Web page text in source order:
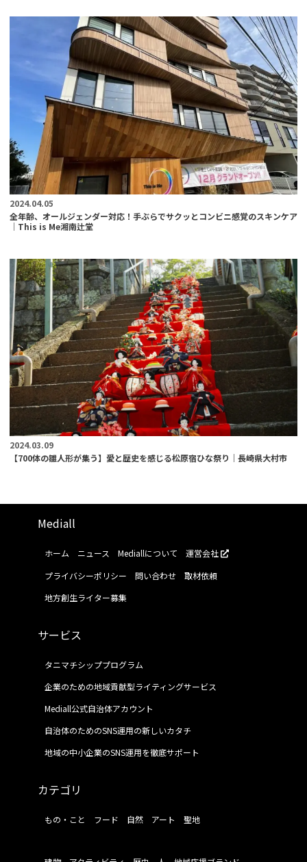
2024.04.05
全年齢、オールジェンダー対応！手ぶらでサクッとコンビニ感覚のスキンケア
│This is Me湘南辻堂
2024.03.09
【700体の雛人形が集う】愛と歴史を感じる松原宿ひな祭り｜長崎県大村市
Mediall
ホーム ニュース Mediallについて
運営会社
プライバシーポリシー
問い合わせ
取材依頼
地方創生ライター募集
サービス
タニマチシッププログラム
企業のための地域貢献型ライティングサービス
Mediall公式自治体アカウント
自治体のためのSNS運用の新しいカタチ
地域の中小企業のSNS運用を徹底サポート
カテゴリ
もの・こと フード 自然 アート 聖地